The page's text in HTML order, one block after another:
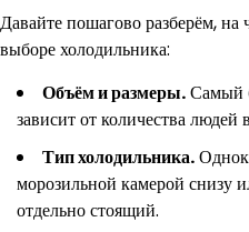
Давайте пошагово разберём,
выборе холодильника:
Объём и размеры.Самый
зависит от количества людей
Тип холодильника.
морозильной камерой снизу
отдельно стоящий.